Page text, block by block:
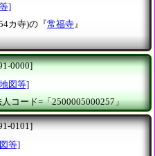
]
カ寺)の『常福寺 』
0000]
図等]
人コード=「2500005000257」
0101]
等]